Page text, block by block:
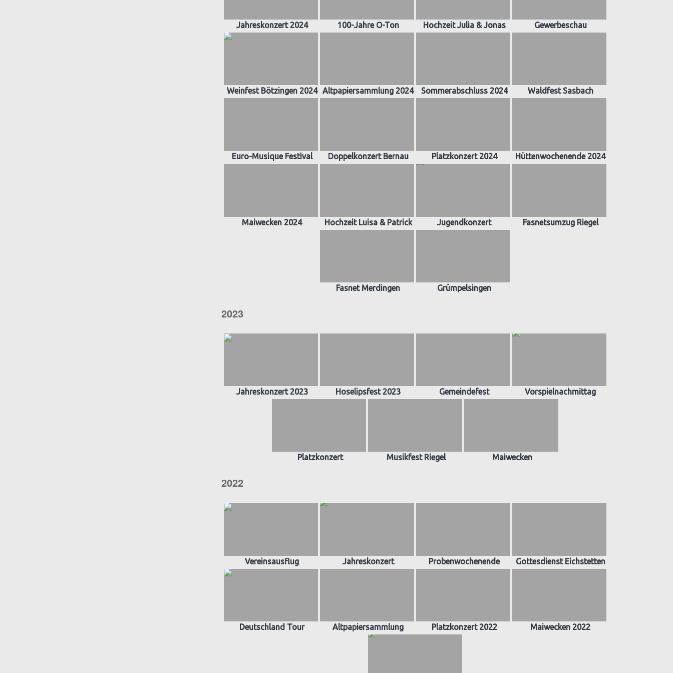
Jahreskonzert 2024 100-Jahre O-Ton Hochzeit Julia & Jonas Gewerbeschau
Weinfest Bötzingen 2024 Altpapiersammlung 2024 Sommerabschluss 2024 Waldfest Sasbach
Euro-Musique Festival Doppelkonzert Bernau Platzkonzert 2024 Hüttenwochenende 2024
Maiwecken 2024 Hochzeit Luisa & Patrick Jugendkonzert Fasnetsumzug Riegel
Fasnet Merdingen Grümpelsingen
2023
Jahreskonzert 2023 Hoselipsfest 2023 Gemeindefest Vorspielnachmittag
Platzkonzert Musikfest Riegel Maiwecken
2022
Vereinsausflug Jahreskonzert Probenwochenende Gottesdienst Eichstetten
Deutschland Tour Altpapiersammlung Platzkonzert 2022 Maiwecken 2022